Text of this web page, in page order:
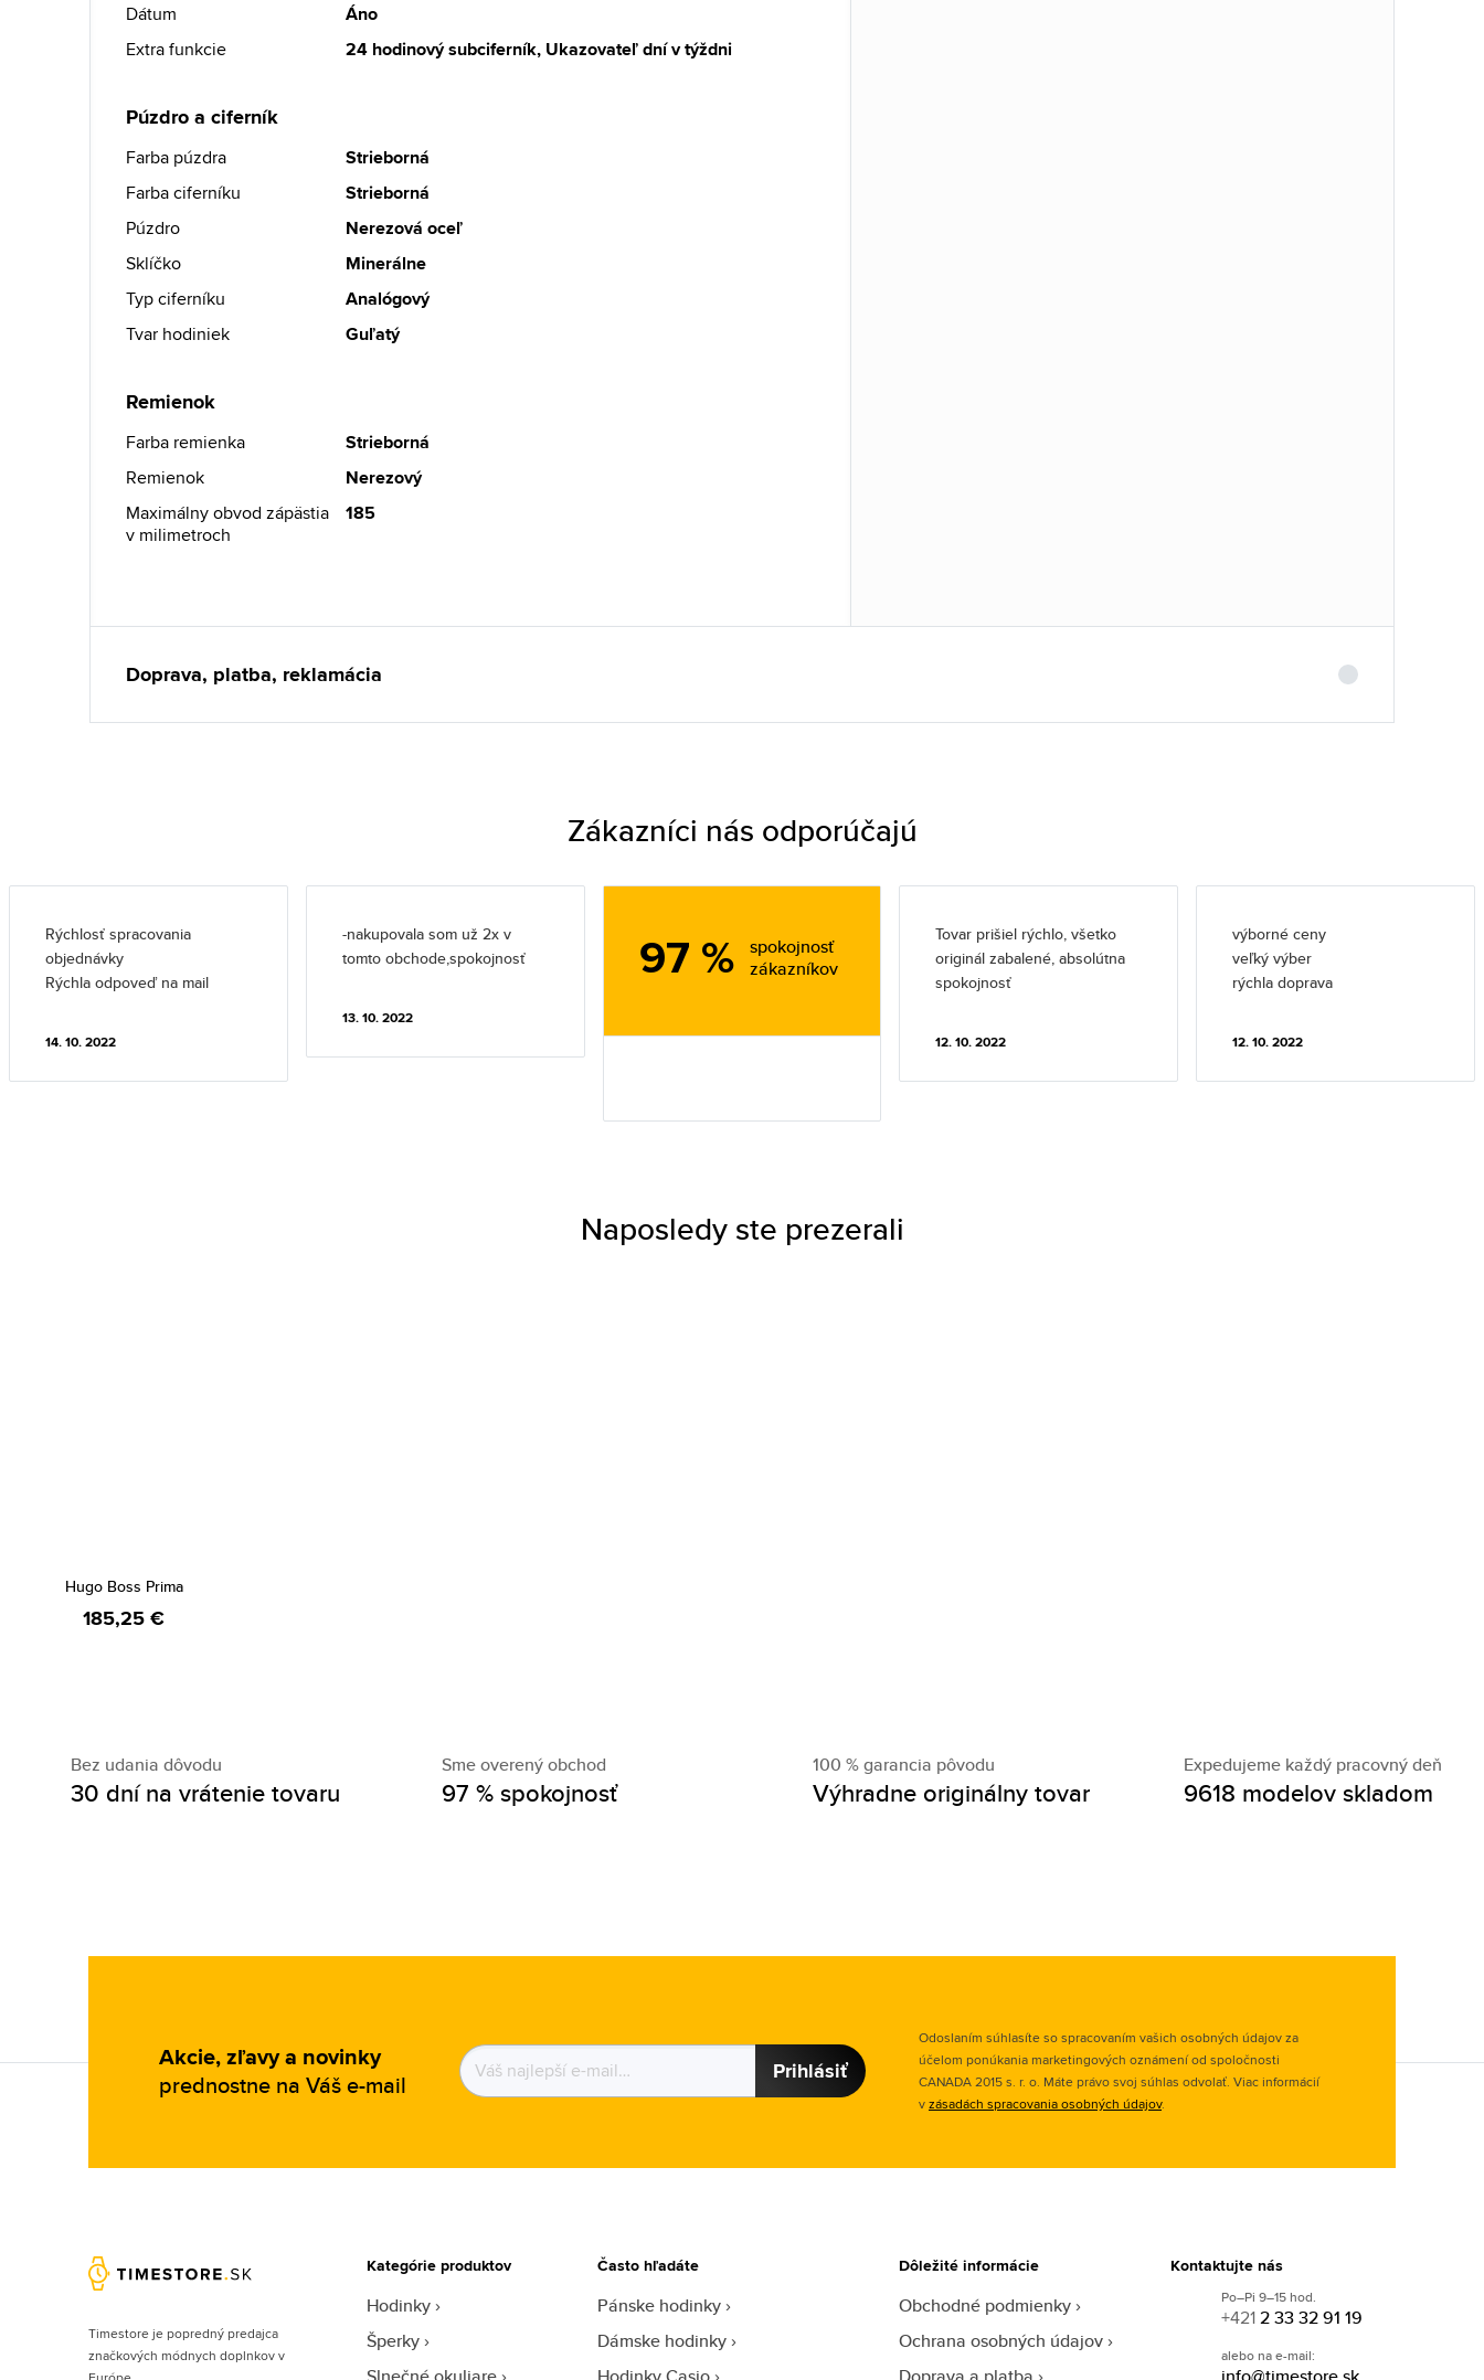
Dátum
Áno
Extra funkcie
24 hodinový subciferník, Ukazovateľ dní v týždni
Púzdro a ciferník
Farba púzdra
Strieborná
Farba ciferníku
Strieborná
Púzdro
Nerezová oceľ
Sklíčko
Minerálne
Typ ciferníku
Analógový
Tvar hodiniek
Guľatý
Remienok
Farba remienka
Strieborná
Remienok
Nerezový
Maximálny obvod zápästia
v milimetroch
185
Doprava, platba, reklamácia
Zákazníci nás odporúčajú
Rýchlosť spracovania
objednávky
Rýchla odpoveď na mail
14. 10. 2022
-nakupovala som už 2x v
tomto obchode,spokojnosť
13. 10. 2022
97 %
spokojnosť
zákazníkov
Tovar prišiel rýchlo, všetko
originál zabalené, absolútna
spokojnosť
12. 10. 2022
výborné ceny
veľký výber
rýchla doprava
12. 10. 2022
Naposledy ste prezerali
Hugo Boss Prima
185,25 €
Bez udania dôvodu
30 dní na vrátenie tovaru
Sme overený obchod
97 % spokojnosť
100 % garancia pôvodu
Výhradne originálny tovar
Expedujeme každý pracovný deň
9618 modelov skladom
Akcie, zľavy a novinky
prednostne na Váš e-mail Prihlásiť
Odoslaním súhlasíte so spracovaním vašich osobných údajov za
účelom ponúkania marketingových oznámení od spoločnosti
CANADA 2015 s. r. o. Máte právo svoj súhlas odvolať. Viac informácií
vzásadách spracovania osobných údajov.
Timestore je popredný predajca
značkových módnych doplnkov v
Kategórie produktov
Hodinky
Šperky
Často hľadáte
Pánske hodinky
Dámske hodinky
Dôležité informácie
Obchodné podmienky
Ochrana osobných údajov
Kontaktujte nás
Po–Pi 9–15 hod.
+4212 33 32 91 19
alebo na e-mail: